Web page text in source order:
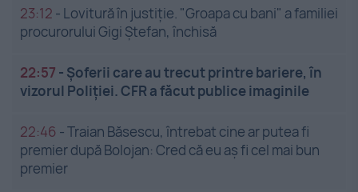
23:12 - Lovitură în justiție. "Groapa cu bani" a familiei
procurorului Gigi Ștefan, închisă
22:57 - Șoferii care au trecut printre bariere, în
vizorul Poliției. CFR a făcut publice imaginile
22:46 -Traian Băsescu, întrebat cine ar putea fi
premier după Bolojan: Cred că eu aș fi cel mai bun
premier